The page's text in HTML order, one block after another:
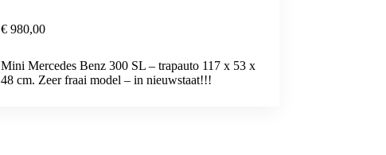
€980,00
Mini Mercedes Benz 300 SL – trapauto 117 x 53 x
48 cm. Zeer fraai model – in nieuwstaat!!!